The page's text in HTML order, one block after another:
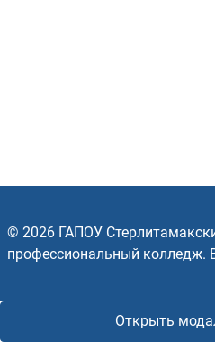
© 2026 ГАПОУ
профессиональный колледж.
Открыть